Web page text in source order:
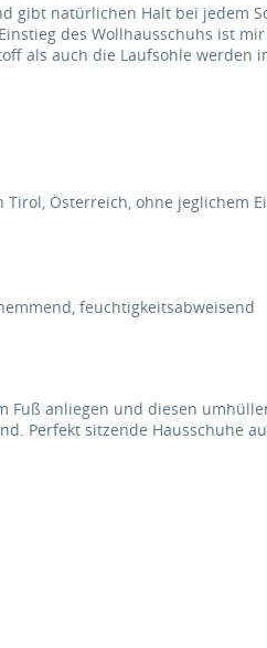
gibt natürlichen Halt bei jedem
des Wollhausschuhs ist
als auch die Laufsohle
Österreich, ohne jeglichem
feuchtigkeitsabweisend
Fuß anliegen und diesen
Perfekt sitzende Hausschuhe